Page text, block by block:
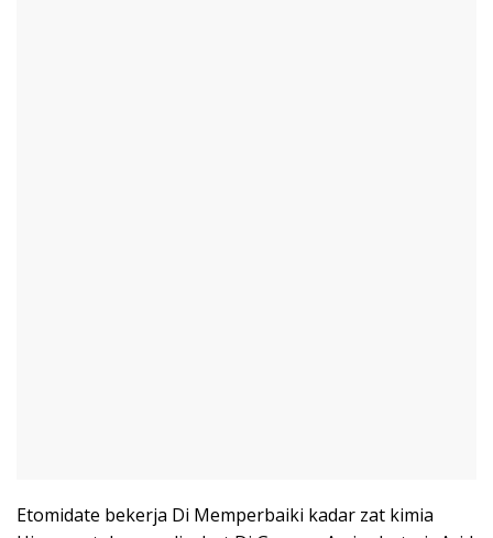
Etomidate bekerja Di Memperbaiki kadar zat kimia